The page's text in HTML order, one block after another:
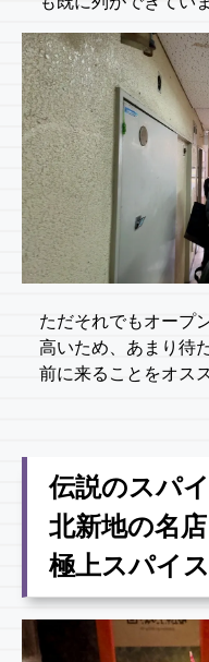
ただそれでもオープ
高いため、あまり待
前に来ることをオス
伝説のスパ
北新地の名
極上スパイ